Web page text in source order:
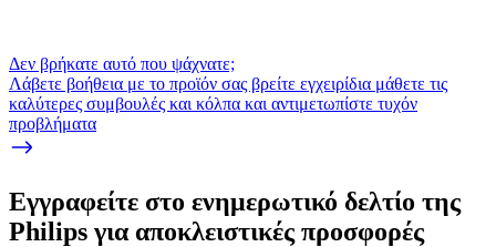
Δεν βρήκατε αυτό που ψάχνατε;
Λάβετε βοήθεια με το προϊόν σας βρείτε εγχειρίδια μάθετε τις
καλύτερες συμβουλές και κόλπα και αντιμετωπίστε τυχόν
προβλήματα
Εγγραφείτε στο ενημερωτικό δελτίο της
Philips για αποκλειστικές προσφορές